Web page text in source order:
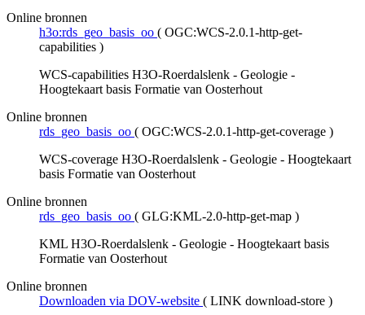
Online bronnen
h3o:rds_geo_basis_oo ( OGC:WCS-2.0.1-http-get-
capabilities )
WCS-capabilities H3O-Roerdalslenk - Geologie -
Hoogtekaart basis Formatie van Oosterhout
Online bronnen
rds_geo_basis_oo ( OGC:WCS-2.0.1-http-get-coverage )
WCS-coverage H3O-Roerdalslenk - Geologie - Hoogtekaart
basis Formatie van Oosterhout
Online bronnen
rds_geo_basis_oo ( GLG:KML-2.0-http-get-map )
KML H3O-Roerdalslenk - Geologie - Hoogtekaart basis
Formatie van Oosterhout
Online bronnen
Downloaden via DOV-website ( LINK download-store )